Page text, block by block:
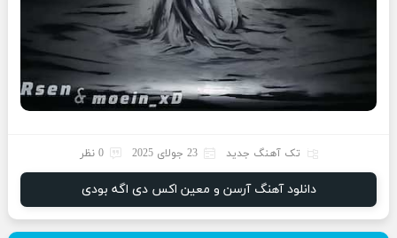
تک آهنگ جدید 23 جولای 2025 0 نظر
دانلود آهنگ آرسن و معین اکس دی اگه بودی